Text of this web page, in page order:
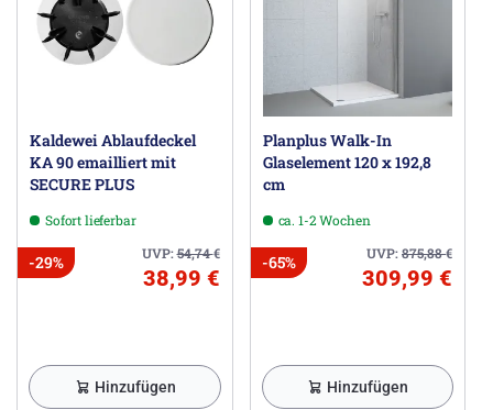
Kaldewei Ablaufdeckel
KA 90 emailliert mit
SECURE PLUS
Sofort lieferbar
UVP:54,74€
-29%
38,99 €
Hinzufügen
Planplus Walk-In
Glaselement 120 x 192,8
cm
ca. 1-2 Wochen
UVP:875,88€
-65%
309,99 €
Hinzufügen